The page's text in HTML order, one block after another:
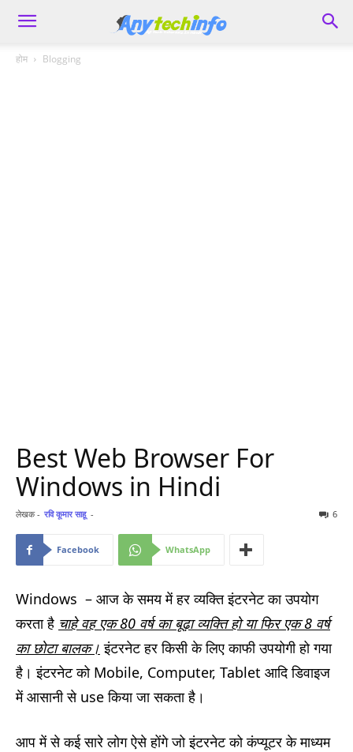
होम Blogging
Best Web Browser For
Windows in Hindi
लेखक - रवि कूमार साहू - 6
Facebook WhatsApp
Windows – आज के समय में हर व्यक्ति इंटरनेट का उपयोग
करता है चाहे वह एक 80 वर्ष का बूढ़ा व्यक्ति हो या फिर एक 8 वर्ष
का छोटा बालक। इंटरनेट हर किसी के लिए काफी उपयोगी हो गया
है। इंटरनेट को Mobile, Computer, Tablet आदि डिवाइज
में आसानी से use किया जा सकता है।
आप में से कई सारे लोग ऐसे होंगे जो इंटरनेट को कंप्यूटर के माध्यम